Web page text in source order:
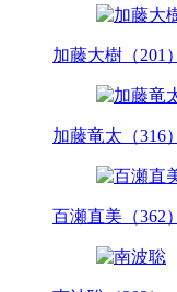
加藤大樹（201）
加藤竜太（316）
百瀬直美（362）